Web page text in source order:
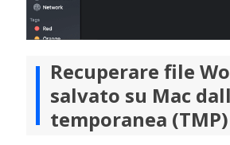
Recuperare file
salvato su Mac
temporanea (TMP)